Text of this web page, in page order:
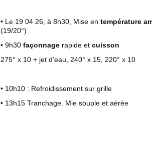
• Le 19 04 26, à 8h30, Mise en température
(19/20°)
• 9h30 façonnage rapide et cuisson
275° x 10 + jet d’eau, 240° x 15, 220° x 10
• 10h10 : Refroidissement sur grille
• 13h15 Tranchage. Mie souple et aérée